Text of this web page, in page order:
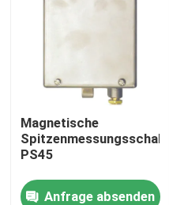
Magnetische
PS45
Anfrage absenden